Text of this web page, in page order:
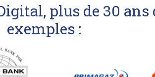
plus de 30
exemples :